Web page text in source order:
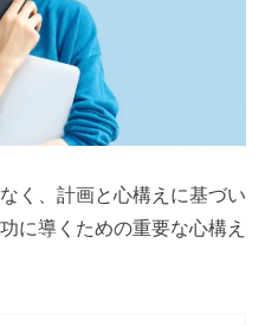
く、計画と心構えに基づい
に導くための重要な心構え